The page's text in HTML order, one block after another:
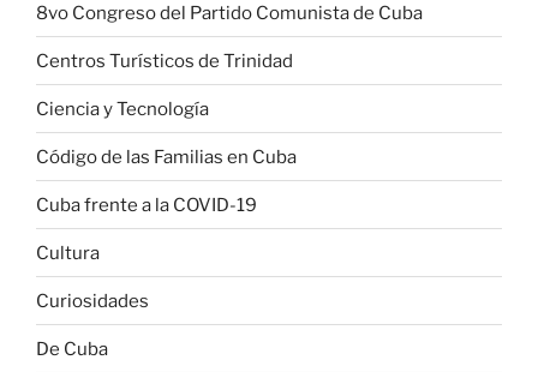
8vo Congreso del Partido Comunista de Cuba
Centros Turísticos de Trinidad
Ciencia y Tecnología
Código de las Familias en Cuba
Cuba frente a la COVID-19
Cultura
Curiosidades
De Cuba